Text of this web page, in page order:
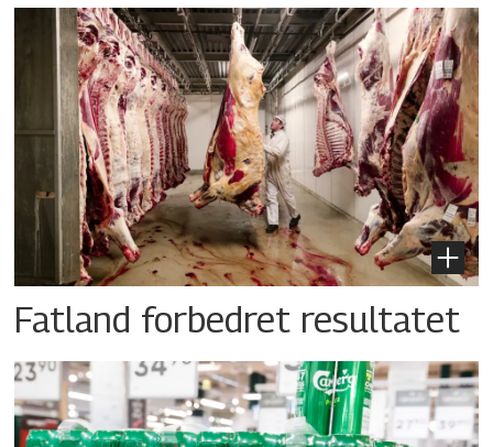
Fatland forbedret resultatet